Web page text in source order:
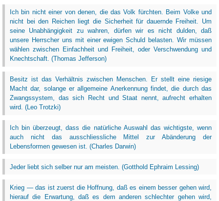
Ich bin nicht einer von denen, die das Volk fürchten. Beim Volke und
nicht bei den Reichen liegt die Sicherheit für dauernde Freiheit. Um
seine Unabhängigkeit zu wahren, dürfen wir es nicht dulden, daß
unsere Herrscher uns mit einer ewigen Schuld belasten. Wir müssen
wählen zwischen Einfachheit und Freiheit, oder Verschwendung und
Knechtschaft. (Thomas Jefferson)
Besitz ist das Verhältnis zwischen Menschen. Er stellt eine riesige
Macht dar, solange er allgemeine Anerkennung findet, die durch das
Zwangssystem, das sich Recht und Staat nennt, aufrecht erhalten
wird. (Leo Trotzki)
Ich bin überzeugt, dass die natürliche Auswahl das wichtigste, wenn
auch nicht das ausschliessliche Mittel zur Abänderung der
Lebensformen gewesen ist. (Charles Darwin)
Jeder liebt sich selber nur am meisten. (Gotthold Ephraim Lessing)
Krieg — das ist zuerst die Hoffnung, daß es einem besser gehen wird,
hierauf die Erwartung, daß es dem anderen schlechter gehen wird,